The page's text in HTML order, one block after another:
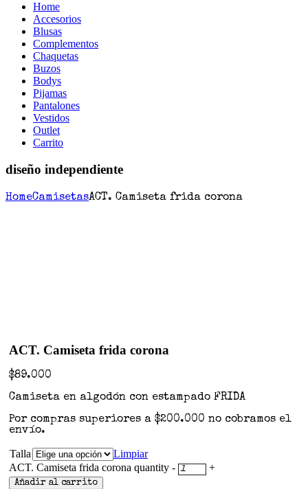
Home
Accesorios
Blusas
Complementos
Chaquetas
Buzos
Bodys
Pijamas
Pantalones
Vestidos
Outlet
Carrito
diseño independiente
HomeCamisetasACT. Camiseta frida corona
ACT. Camiseta frida corona
$89.000
Camiseta en algodón con estampado FRIDA
Por compras superiores a $200.000 no cobramos el
envío.
Talla
Limpiar
ACT. Camiseta frida corona quantity - +
Añadir al carrito